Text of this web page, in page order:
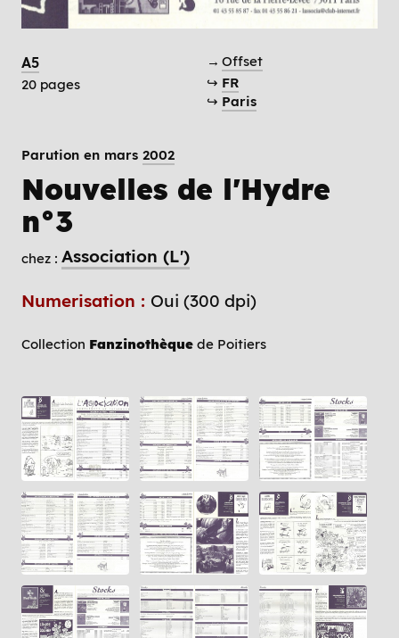
A5
20 pages
→ Offset
↪ FR
↪ Paris
Parution en mars 2002
Nouvelles de l'Hydre
n°3
chez : Association (L')
Numerisation : Oui (300 dpi)
Collection Fanzinothèque de Poitiers